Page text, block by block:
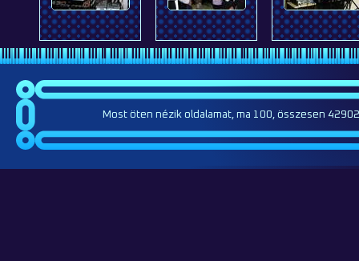
Most öten nézik oldalamat, ma 100, összesen